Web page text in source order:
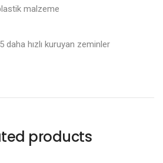
malzeme
daha hızlı kuruyan zeminler
products